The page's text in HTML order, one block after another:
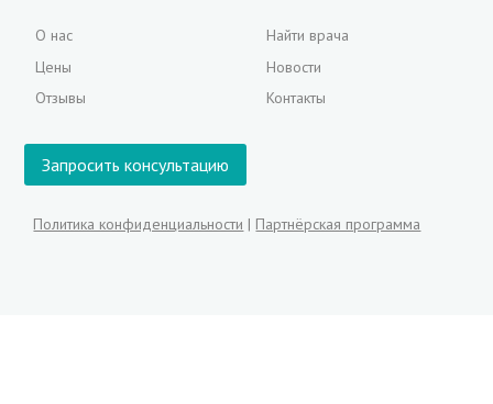
О нас
Цены
Отзывы
Найти врача
Новости
Контакты
Запросить консультацию
Политика конфиденциальности | Партнёрская программа